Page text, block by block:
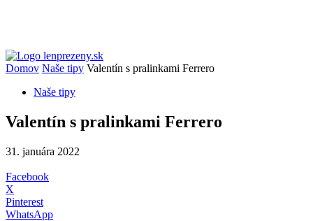
Domov Naše tipy Valentín s pralinkami Ferrero
Naše tipy
Valentín s pralinkami Ferrero
31. januára 2022
Facebook
X
Pinterest
WhatsApp